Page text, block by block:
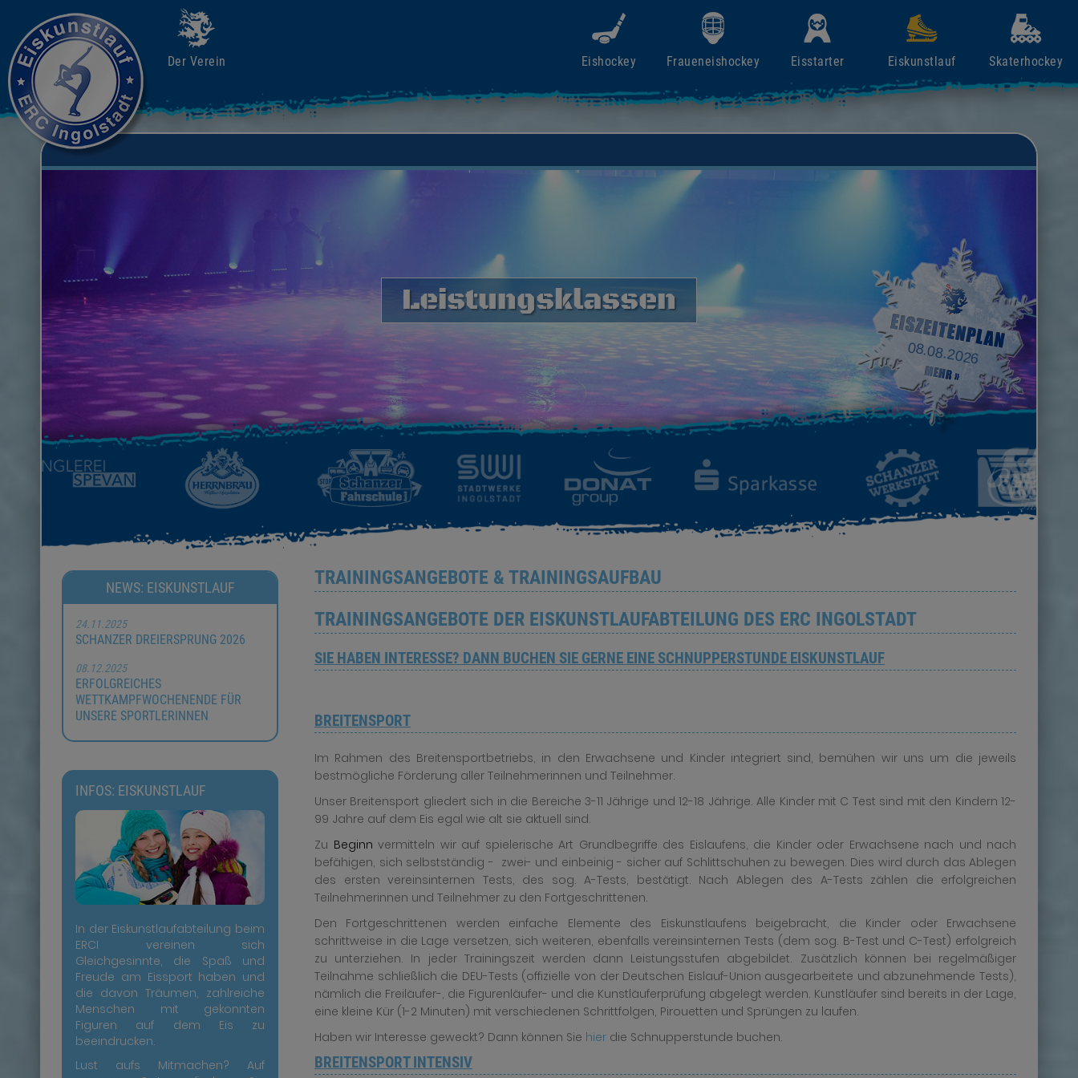
Der Verein Eishockey Fraueneishockey Eisstarter Eiskunstlauf Skaterhockey
08.08.2026
NEWS: EISKUNSTLAUF
24.11.2025
SCHANZER DREIERSPRUNG 2026
08.12.2025
ERFOLGREICHES
WETTKAMPFWOCHENENDE FÜR
UNSERE SPORTLERINNEN
INFOS: EISKUNSTLAUF
In der Eiskunstlaufabteilung beim
ERCI vereinen sich
Gleichgesinnte, die Spaß und
Freude am Eissport haben und
die davon Träumen, zahlreiche
Menschen mit gekonnten
Figuren auf dem Eis zu
beeindrucken.
Lust aufs Mitmachen? Auf
Leistungsklassen
TRAININGSANGEBOTE & TRAININGSAUFBAU
TRAININGSANGEBOTE DER EISKUNSTLAUFABTEILUNG DES ERC INGOLSTADT
SIE HABEN INTERESSE? DANN BUCHEN SIE GERNE EINE SCHNUPPERSTUNDE EISKUNSTLAUF
BREITENSPORT
Im Rahmen des Breitensportbetriebs, in den Erwachsene und Kinder integriert sind, bemühen wir uns um die jeweils
bestmögliche Förderung aller Teilnehmerinnen und Teilnehmer.
Unser Breitensport gliedert sich in die Bereiche 3-11 Jährige und 12-18 Jährige. Alle Kinder mit C Test sind mit den Kindern 12-
99 Jahre auf dem Eis egal wie alt sie aktuell sind.
Zu Beginn vermitteln wir auf spielerische Art Grundbegriffe des Eislaufens, die Kinder oder Erwachsene nach und nach
befähigen, sich selbstständig - zwei- und einbeinig - sicher auf Schlittschuhen zu bewegen. Dies wird durch das Ablegen
des ersten vereinsinternen Tests, des sog. A-Tests, bestätigt. Nach Ablegen des A-Tests zählen die erfolgreichen
Teilnehmerinnen und Teilnehmer zu den Fortgeschrittenen.
Den Fortgeschrittenen werden einfache Elemente des Eiskunstlaufens beigebracht, die Kinder oder Erwachsene
schrittweise in die Lage versetzen, sich weiteren, ebenfalls vereinsinternen Tests (dem sog. B-Test und C-Test) erfolgreich
zu unterziehen. In jeder Trainingszeit werden dann Leistungsstufen abgebildet. Zusätzlich können bei regelmäßiger
Teilnahme schließlich die DEU-Tests (offizielle von der Deutschen Eislauf-Union ausgearbeitete und abzunehmende Tests),
nämlich die Freiläufer-, die Figurenläufer- und die Kunstläuferprüfung abgelegt werden. Kunstläufer sind bereits in der Lage,
eine kleine Kür (1-2 Minuten) mit verschiedenen Schrittfolgen, Pirouetten und Sprüngen zu laufen.
Haben wir Interesse geweckt? Dann können Sie hier die Schnupperstunde buchen.
BREITENSPORT INTENSIV